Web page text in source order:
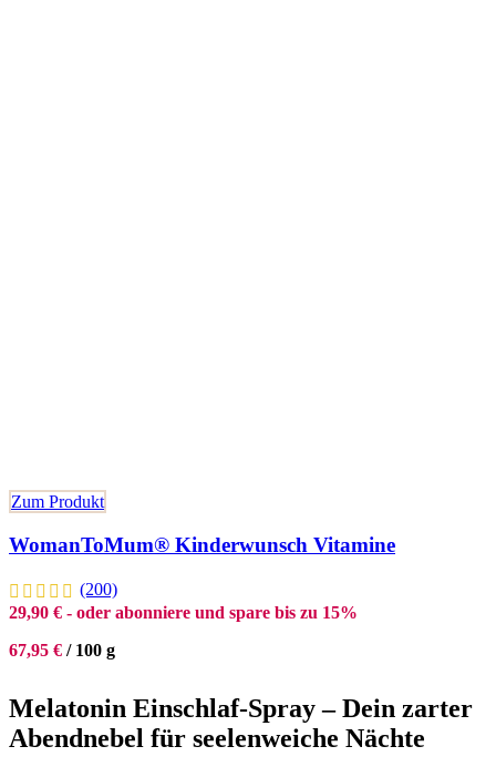
Zum Produkt
WomanToMum® Kinderwunsch Vitamine
(200)
29,90 € - oder abonniere und spare bis zu 15%
67,95 € / 100 g
Melatonin Einschlaf-Spray – Dein zarter
Abendnebel für seelenweiche Nächte